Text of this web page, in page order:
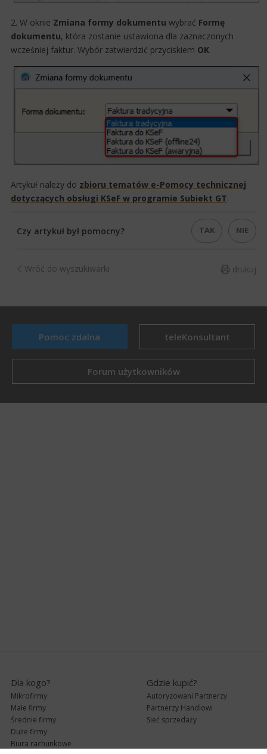
2. W oknie Zmiana formy dokumentu wybrać Formę
dokumentu, która zostanie ustawiona dla zaznaczonych
wcześniej faktur. Wybór zatwierdzić przyciskiem OK.
​Artykuł należy do zbioru tematów e-Pomocy tech​nicznej
dotyczących obsługi KSeF w programie Subiekt GT​.​​​​​​​​​
Czy artykuł był pomocny? TAK NIE
drukuj
Wróć do wyszukiwarki
Pomoc zdalna teleKonsultant
Forum użytkowników
Dla kogo?
Mikrofirmy
Małe firmy
Średnie firmy
Duże firmy
Biura rachunkowe
Gdzie kupić?
Autoryzowani Partnerzy
Partnerzy Handlowi
Sieć sprzedaży